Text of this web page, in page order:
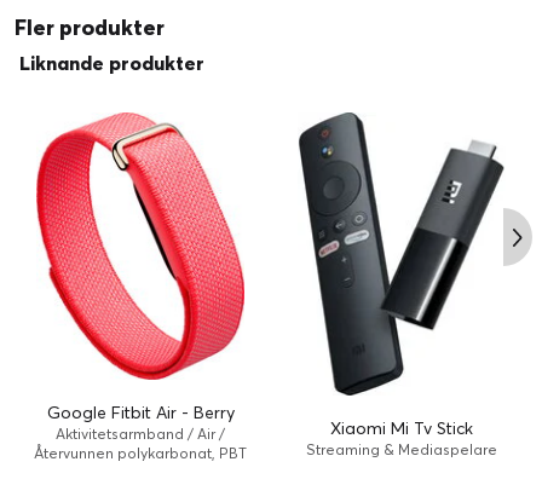
Höjd:
Header
Modell:
Smart Band 8 Pro
Märke:
Xiaomi
Produktlinje:
Xiaomi
Tillverkarens
modellnummer:
M2333B1
Batteri
14 dag(ar)
Litiumpolymer
Systemkrav
Värdenhetsplattform
som stöds:
iOS, Android
Fler produkter
Liknande produkter
Google Fitbit Air - Berry
Aktivitetsarmband / Air /
Återvunnen polykarbonat, PBT
Xiaomi Mi Tv Stick
Streaming & Mediaspelare